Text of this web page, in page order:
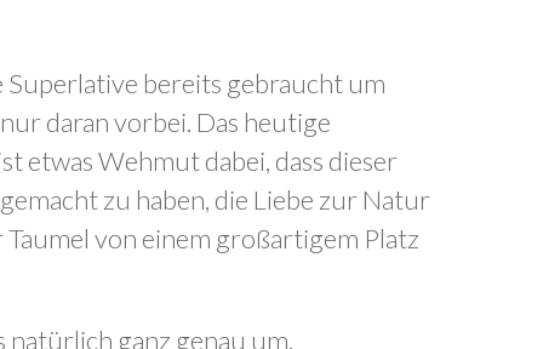
Superlative bereits gebraucht um
daran vorbei. Das heutige
etwas Wehmut dabei, dass dieser
zu haben, die Liebe zur Natur
von einem großartigem Platz
natürlich ganz genau um.